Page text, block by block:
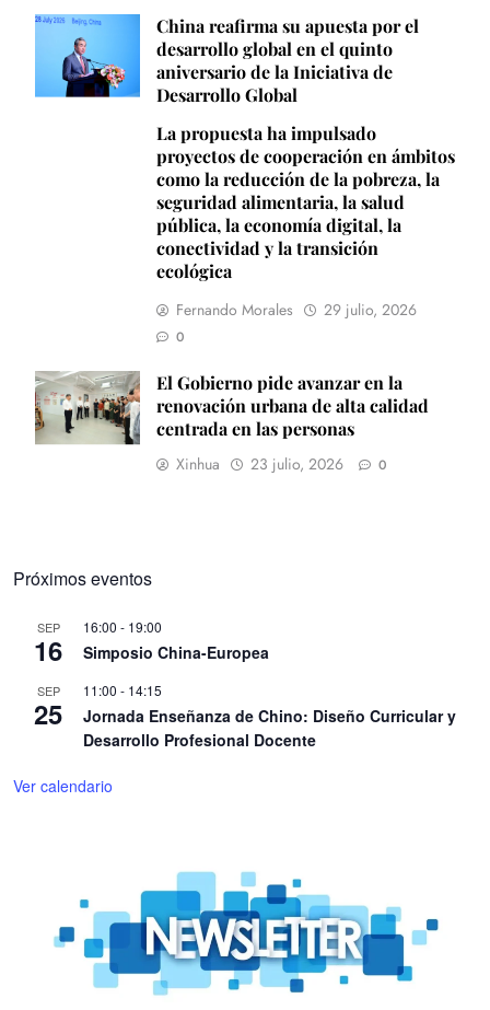
China reafirma su apuesta por el
desarrollo global en el quinto
aniversario de la Iniciativa de
Desarrollo Global
La propuesta ha impulsado
proyectos de cooperación en ámbitos
como la reducción de la pobreza, la
seguridad alimentaria, la salud
pública, la economía digital, la
conectividad y la transición
ecológica
Fernando Morales 29 julio, 2026
0
El Gobierno pide avanzar en la
renovación urbana de alta calidad
centrada en las personas
Xinhua 23 julio, 2026 0
Próximos eventos
SEP
16
16:00 - 19:00
Simposio China-Europea
SEP
25
11:00 - 14:15
Jornada Enseñanza de Chino: Diseño Curricular y
Desarrollo Profesional Docente
Ver calendario